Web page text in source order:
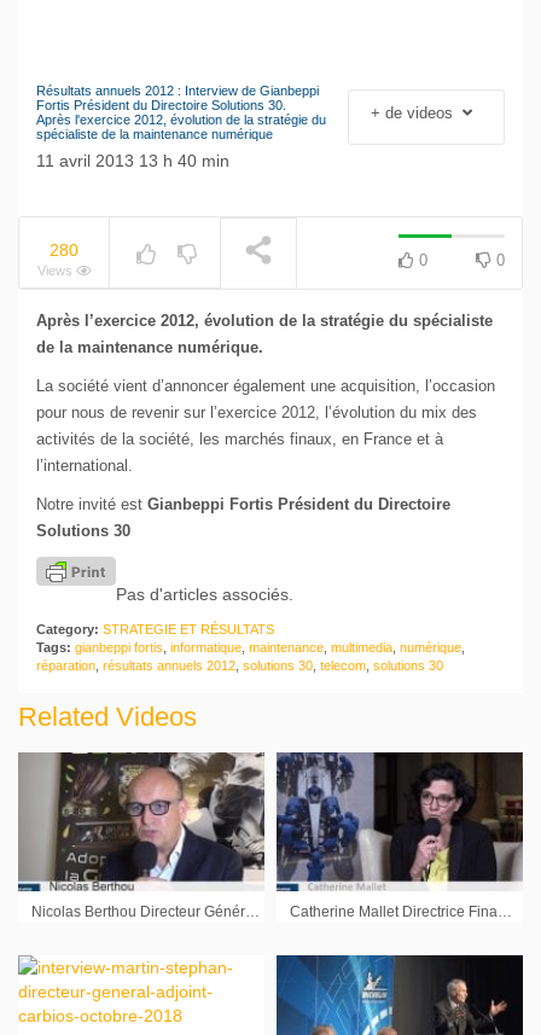
NOW PLAYING
Le séisme industriel
Volkswagen
Résultats annuels 2012 : Interview de Gianbeppi
Fortis Président du Directoire Solutions 30.
Après l'exercice 2012, évolution de la stratégie du
spécialiste de la maintenance numérique
11 avril 2013 13 h 40 min
+ de videos
280
Views
0 0
Après l’exercice 2012, évolution de la stratégie du spécialiste
de la maintenance numérique.
La société vient d’annoncer également une acquisition, l’occasion
pour nous de revenir sur l’exercice 2012, l’évolution du mix des
activités de la société, les marchés finaux, en France et à
l’international.
Notre invité est Gianbeppi Fortis Président du Directoire
Solutions 30
Pas d'articles associés.
Category: STRATEGIE ET RÉSULTATS
Tags: gianbeppi fortis informatique maintenance multimedia numérique
réparation résultats annuels 2012 solutions 30 telecom solutions 30
Related Videos
Nicolas Berthou Directeur Général Innelec Multimedia : « Il y a encore un marché du jeu physique » Catherine Mallet Directrice Financière Actia : « Montrer que nous sommes capables d’améliorer la rentabilité en 2019 »